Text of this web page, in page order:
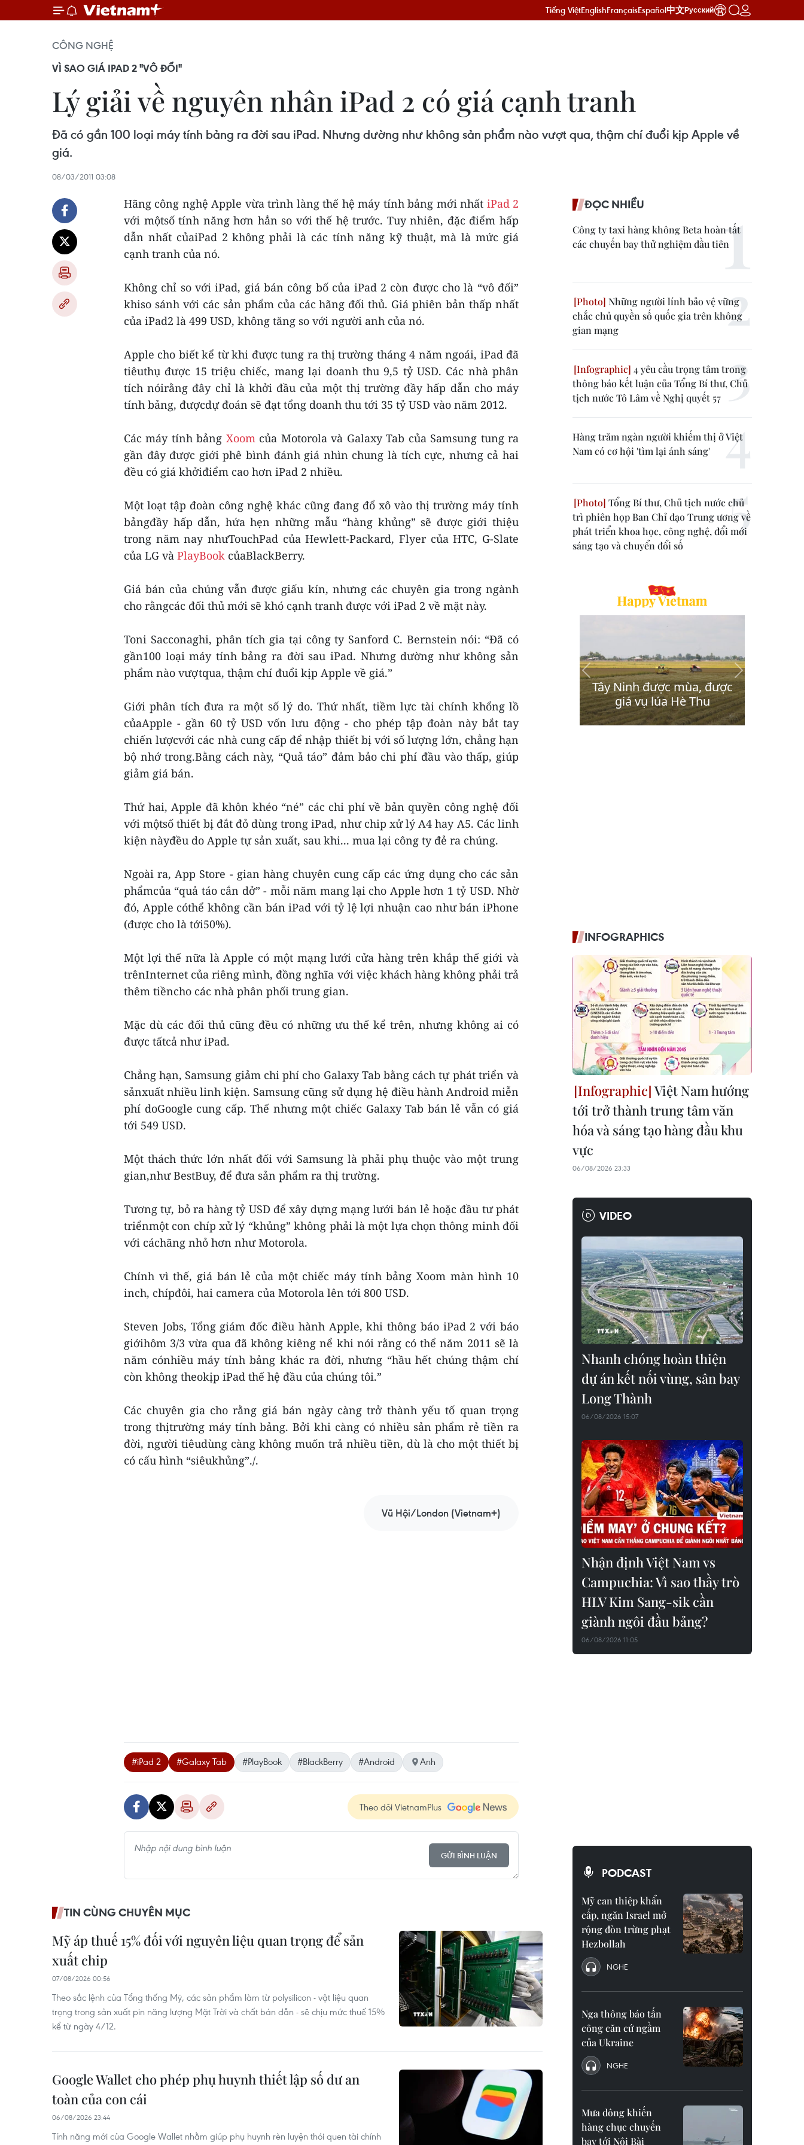
Tiếng ViệtEnglishFrançaisEspañol中文Русский
CÔNG NGHỆ
VÌ SAO GIÁ IPAD 2 "VÔ ĐỐI"
Lý giải về nguyên nhân iPad 2 có giá cạnh tranh
Đã có gần 100 loại máy tính bảng ra đời sau iPad. Nhưng dường như không sản phẩm nào vượt qua, thậm chí đuổi kịp Apple về
giá.
08/03/2011 03:08
Hãng công nghệ Apple vừa trình làng thế hệ máy tính bảng mới nhất iPad 2
với mộtsố tính năng hơn hẳn so với thế hệ trước. Tuy nhiên, đặc điểm hấp
dẫn nhất củaiPad 2 không phải là các tính năng kỹ thuật, mà là mức giá
cạnh tranh của nó.
Không chỉ so với iPad, giá bán công bố của iPad 2 còn được cho là “vô đối”
khiso sánh với các sản phẩm của các hãng đối thủ. Giá phiên bản thấp nhất
của iPad2 là 499 USD, không tăng so với người anh của nó.
Apple cho biết kể từ khi được tung ra thị trường tháng 4 năm ngoái, iPad đã
tiêuthụ được 15 triệu chiếc, mang lại doanh thu 9,5 tỷ USD. Các nhà phân
tích nóirằng đây chỉ là khởi đầu của một thị trường đầy hấp dẫn cho máy
tính bảng, đượcdự đoán sẽ đạt tổng doanh thu tới 35 tỷ USD vào năm 2012.
Các máy tính bảng Xoomcủa Motorola và Galaxy Tab của Samsung tung ra
gần đây được giới phê bình đánh giá nhìn chung là tích cực, nhưng cả hai
đều có giá khởiđiểm cao hơn iPad 2 nhiều.
Một loạt tập đoàn công nghệ khác cũng đang đổ xô vào thị trường máy tính
bảngđầy hấp dẫn, hứa hẹn những mẫu “hàng khủng” sẽ được giới thiệu
trong năm nay nhưTouchPad của Hewlett-Packard, Flyer của HTC, G-Slate
của LG và PlayBook củaBlackBerry.
Giá bán của chúng vẫn được giấu kín, nhưng các chuyên gia trong ngành
cho rằngcác đối thủ mới sẽ khó cạnh tranh được với iPad 2 về mặt này.
Toni Sacconaghi, phân tích gia tại công ty Sanford C. Bernstein nói: “Đã có
gần100 loại máy tính bảng ra đời sau iPad. Nhưng dường như không sản
phẩm nào vượtqua, thậm chí đuổi kịp Apple về giá.”
Giới phân tích đưa ra một số lý do. Thứ nhất, tiềm lực tài chính khổng lồ
củaApple - gần 60 tỷ USD vốn lưu động - cho phép tập đoàn này bắt tay
chiến lượcvới các nhà cung cấp để nhập thiết bị với số lượng lớn, chẳng hạn
bộ nhớ trong.Bằng cách này, “Quả táo” đảm bảo chi phí đầu vào thấp, giúp
giảm giá bán.
Thứ hai, Apple đã khôn khéo “né” các chi phí về bản quyền công nghệ đối
với mộtsố thiết bị đắt đỏ dùng trong iPad, như chip xử lý A4 hay A5. Các linh
kiện nàyđều do Apple tự sản xuất, sau khi... mua lại công ty đẻ ra chúng.
Ngoài ra, App Store - gian hàng chuyên cung cấp các ứng dụng cho các sản
phẩmcủa “quả táo cắn dở” - mỗi năm mang lại cho Apple hơn 1 tỷ USD. Nhờ
đó, Apple cóthể không cần bán iPad với tỷ lệ lợi nhuận cao như bán iPhone
(được cho là tới50%).
Một lợi thế nữa là Apple có một mạng lưới cửa hàng trên khắp thế giới và
trênInternet của riêng mình, đồng nghĩa với việc khách hàng không phải trả
thêm tiềncho các nhà phân phối trung gian.
Mặc dù các đối thủ cũng đều có những ưu thế kể trên, nhưng không ai có
được tấtcả như iPad.
Chẳng hạn, Samsung giảm chi phí cho Galaxy Tab bằng cách tự phát triển và
sảnxuất nhiều linh kiện. Samsung cũng sử dụng hệ điều hành Android miễn
phí doGoogle cung cấp. Thế nhưng một chiếc Galaxy Tab bán lẻ vẫn có giá
tới 549 USD.
Một thách thức lớn nhất đối với Samsung là phải phụ thuộc vào một trung
gian,như BestBuy, để đưa sản phẩm ra thị trường.
Tương tự, bỏ ra hàng tỷ USD để xây dựng mạng lưới bán lẻ hoặc đầu tư phát
triểnmột con chíp xử lý “khủng” không phải là một lựa chọn thông minh đối
với cáchãng nhỏ hơn như Motorola.
Chính vì thế, giá bán lẻ của một chiếc máy tính bảng Xoom màn hình 10
inch, chípđôi, hai camera của Motorola lên tới 800 USD.
Steven Jobs, Tổng giám đốc điều hành Apple, khi thông báo iPad 2 với báo
giớihôm 3/3 vừa qua đã không kiêng nể khi nói rằng có thể năm 2011 sẽ là
năm cónhiều máy tính bảng khác ra đời, nhưng “hầu hết chúng thậm chí
còn không theokịp iPad thế hệ đầu của chúng tôi.”
Các chuyên gia cho rằng giá bán ngày càng trở thành yếu tố quan trọng
trong thịtrường máy tính bảng. Bởi khi càng có nhiều sản phẩm rẻ tiền ra
đời, người tiêudùng càng không muốn trả nhiều tiền, dù là cho một thiết bị
có cấu hình “siêukhủng”./.
Vũ Hội/London (Vietnam+)
#iPad 2 #Galaxy Tab #PlayBook #BlackBerry #Android Anh
Theo dõi VietnamPlus
GỬI BÌNH LUẬN
TIN CÙNG CHUYÊN MỤC
Mỹ áp thuế 15% đối với nguyên liệu quan trọng để sản
xuất chip
07/08/2026 00:56
Theo sắc lệnh của Tổng thống Mỹ, các sản phẩm làm từ polysilicon - vật liệu quan
trọng trong sản xuất pin năng lượng Mặt Trời và chất bán dẫn - sẽ chịu mức thuế 15%
kể từ ngày 4/12.
Google Wallet cho phép phụ huynh thiết lập số dư an
toàn của con cái
06/08/2026 23:44
Tính năng mới của Google Wallet nhằm giúp phụ huynh rèn luyện thói quen tài chính
ĐỌC NHIỀU
Công ty taxi hàng không Beta hoàn tất
các chuyến bay thử nghiệm đầu tiên
Những người lính bảo vệ vững
chắc chủ quyền số quốc gia trên không
gian mạng
4 yêu cầu trọng tâm trong
thông báo kết luận của Tổng Bí thư, Chủ
tịch nước Tô Lâm về Nghị quyết 57
Hàng trăm ngàn người khiếm thị ở Việt
Nam có cơ hội 'tìm lại ánh sáng'
Tổng Bí thư, Chủ tịch nước chủ
trì phiên họp Ban Chỉ đạo Trung ương về
phát triển khoa học, công nghệ, đổi mới
sáng tạo và chuyển đổi số
INFOGRAPHICS
Việt Nam hướng
tới trở thành trung tâm văn
hóa và sáng tạo hàng đầu khu
vực
06/08/2026 23:33
VIDEO
Nhanh chóng hoàn thiện
dự án kết nối vùng, sân bay
Long Thành
06/08/2026 15:07
Nhận định Việt Nam vs
Campuchia: Vì sao thầy trò
HLV Kim Sang-sik cần
giành ngôi đầu bảng?
06/08/2026 11:05
PODCAST
Mỹ can thiệp khẩn
cấp, ngăn Israel mở
rộng đòn trừng phạt
Hezbollah
NGHE
Nga thông báo tấn
công căn cứ ngầm
của Ukraine
NGHE
Mưa dông khiến
hàng chục chuyến
bay tới Nội Bài